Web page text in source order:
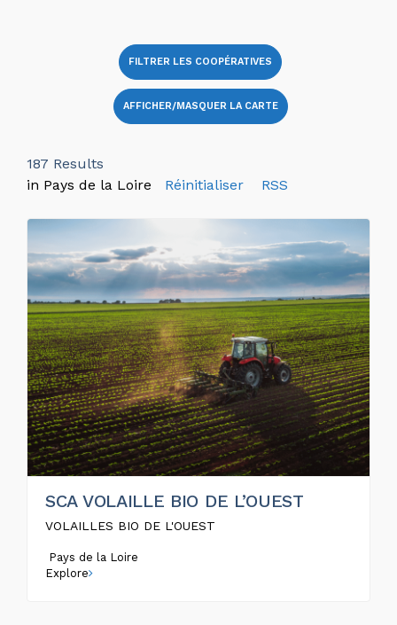
FILTRER LES COOPÉRATIVES
AFFICHER/MASQUER LA CARTE
187 Results
in Pays de la Loire
Réinitialiser RSS
SCA VOLAILLE BIO DE L’OUEST
VOLAILLES BIO DE L'OUEST
Pays de la Loire
Explore